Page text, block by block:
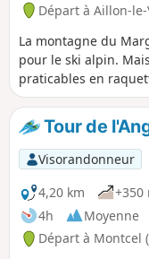
Départ à Aillon-le-
La montagne du
pour le ski alpin.
praticables en
parcours agréable
partie le stade de
des vues
découvert permet son
originale au clair de
Tour de
Visorandonneur
4,20 km
+350
4h
Moyenne
Départ à Montcel